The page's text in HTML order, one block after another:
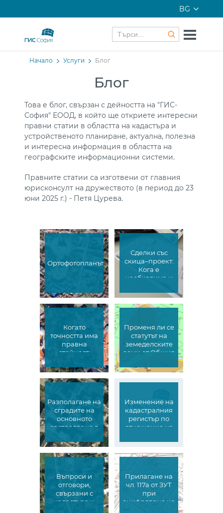
BG
Начало Услуги Блог
Блог
Това е блог, свързан с дейността на "ГИС-
София" ЕООД, в който ще откриете интересни
правни статии в областта на кадастъра и
устройственото планиране, актуална, полезна
и интересна информация в областта на
географските информационни системи.
Правните статии са изготвени от главния
юрисконсулт на дружеството (в период до 23
юни 2025 г.) - Петя Цурева.
Ортофотопланът
Сделки със
скица–проект:
Кога е
необходима и
удостоверява?
Когато
точността има
правна
стойност:
аерофотоснимка
срещу
спътниково
Променя ли се
статутът на
земеделските
земи от Общия
план:
Разполагане на
сградите на
основното
застрояване в
поземлени
имоти
Изменение на
кадастралния
регистър по
отношение на
Въпроси и
отговори,
свързани с
кадастъра и
Прилагане на
чл. 117а от ЗУТ
при
оцифряване на